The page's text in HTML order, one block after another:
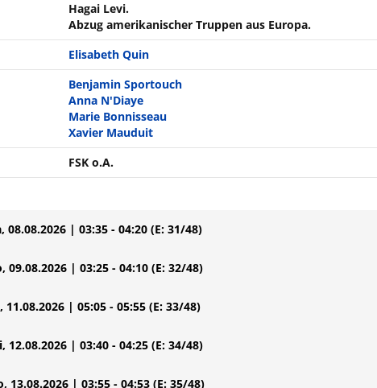
Hagai Levi.
Abzug amerikanischer Truppen aus Europa.
Elisabeth Quin
Benjamin Sportouch
Anna N'Diaye
Marie Bonnisseau
Xavier Mauduit
FSK o.A.
08.08.2026 | 03:35 - 04:20 (E: 31/48)
09.08.2026 | 03:25 - 04:10 (E: 32/48)
11.08.2026 | 05:05 - 05:55 (E: 33/48)
12.08.2026 | 03:40 - 04:25 (E: 34/48)
13.08.2026 | 03:55 - 04:53 (E: 35/48)